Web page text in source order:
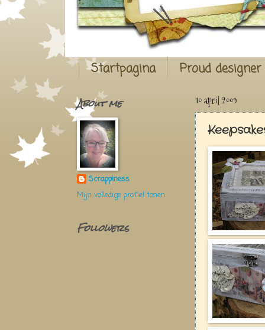
Startpagina Proud
10 april 2009
About me
Scrappiness
Mijn volledige profiel tonen
Followers